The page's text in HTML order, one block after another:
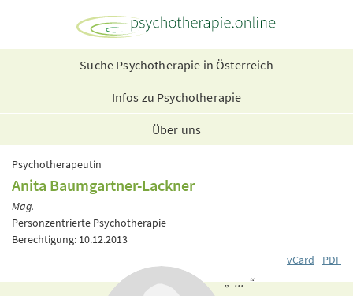
Suche Psychotherapie in Österreich
Infos zu Psychotherapie
Über uns
Psychotherapeutin
Anita Baumgartner-Lackner
Mag.
Personzentrierte Psychotherapie
Berechtigung: 10.12.2013
vCard
PDF
„ ... “